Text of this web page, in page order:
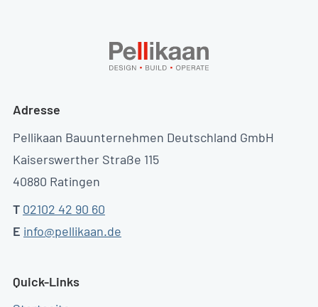
Adresse
Pellikaan Bauunternehmen Deutschland GmbH
Kaiserswerther Straße 115
40880 Ratingen
T 02102 42 90 60
E info@pellikaan.de
Quick-Links